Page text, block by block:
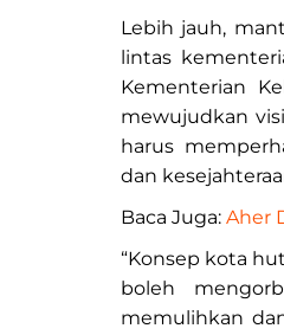
Lebih jauh,
lintas
Kementerian
mewujudkan
harus
dan
Baca Juga: Aher
“Konsep kota
boleh
memulihkan